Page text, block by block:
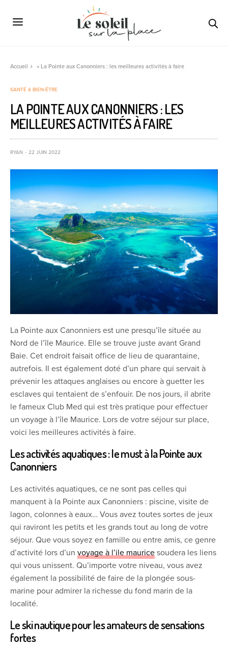
Accueil »La Pointe aux Canonniers : les meilleures activités à faire
SANTÉ & BIEN-ÊTRE
LA POINTE AUX CANONNIERS : LES
MEILLEURES ACTIVITÉS À FAIRE
RYAN 22 JUIN 2022
La Pointe aux Canonniers est une presqu’île située au
Nord de l’île Maurice. Elle se trouve juste avant Grand
Baie. Cet endroit faisait office de lieu de quarantaine,
autrefois. Il est également doté d’un phare qui servait à
prévenir les attaques anglaises ou encore à guetter les
esclaves qui tentaient de s’enfouir. De nos jours, il abrite
le fameux Club Med qui est très pratique pour effectuer
un voyage à l’île Maurice. Lors de votre séjour sur place,
voici les meilleures activités à faire.
Les activités aquatiques : le must à la Pointe aux
Canonniers
Les activités aquatiques, ce ne sont pas celles qui
manquent à la Pointe aux Canonniers : piscine, visite de
lagon, colonnes à eaux… Vous avez toutes sortes de jeux
qui raviront les petits et les grands tout au long de votre
séjour. Que vous soyez en famille ou entre amis, ce genre
d’activité lors d’unvoyage à l’ile maurice soudera les liens
qui vous unissent. Qu’importe votre niveau, vous avez
également la possibilité de faire de la plongée sous-
marine pour admirer la richesse du fond marin de la
localité.
Le ski nautique pour les amateurs de sensations
fortes